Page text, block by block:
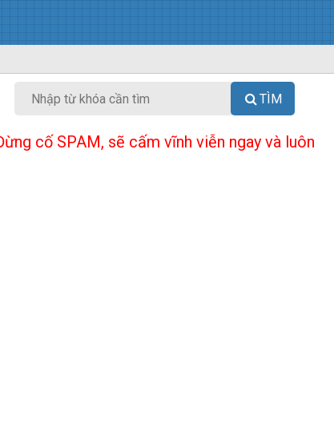
TÌM
cố SPAM, sẽ cấm vĩnh viễn ngay và luôn